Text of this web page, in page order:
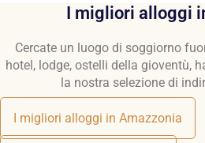
I migliori alloggi
Cercate un luogo di soggiorno
hotel, lodge, ostelli della gioventù,
la nostra selezione di
I migliori alloggi in Amazzonia